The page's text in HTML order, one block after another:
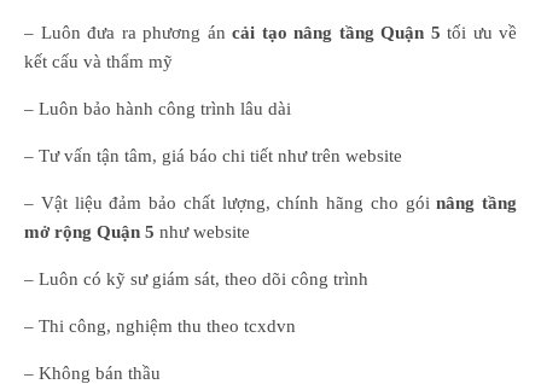
– Luôn đưa ra phương án cải tạo nâng tầng Quận 5 tối ưu về
kết cấu và thẩm mỹ
– Luôn bảo hành công trình lâu dài
– Tư vấn tận tâm, giá báo chi tiết như trên website
– Vật liệu đảm bảo chất lượng, chính hãng cho góinâng tầng
mở rộng Quận 5 như website
– Luôn có kỹ sư giám sát, theo dõi công trình
– Thi công, nghiệm thu theo tcxdvn
– Không bán thầu